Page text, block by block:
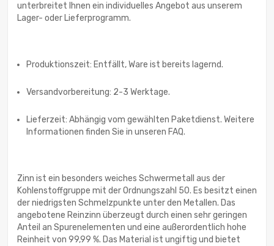
unterbreitet Ihnen ein individuelles Angebot aus unserem
Lager- oder Lieferprogramm.
Produktionszeit: Entfällt, Ware ist bereits lagernd.
Versandvorbereitung: 2-3 Werktage.
Lieferzeit: Abhängig vom gewählten Paketdienst. Weitere
Informationen finden Sie in unseren FAQ.
Zinn ist ein besonders weiches Schwermetall aus der
Kohlenstoffgruppe mit der Ordnungszahl 50. Es besitzt einen
der niedrigsten Schmelzpunkte unter den Metallen. Das
angebotene Reinzinn überzeugt durch einen sehr geringen
Anteil an Spurenelementen und eine außerordentlich hohe
Reinheit von 99,99 %. Das Material ist ungiftig und bietet